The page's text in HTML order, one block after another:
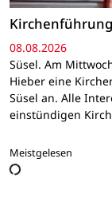
Kirchenführung
08.08.2026
Süsel. Am
Hieber eine
Süsel an. Alle
einstündigen
Meistgelesen